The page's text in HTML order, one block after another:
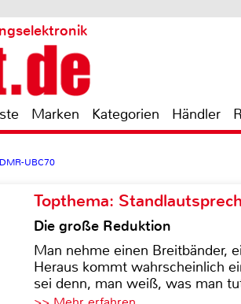
Marken Kategorien Händler
UBC70
Topthema:
Die große Reduktion
Man nehme einen Breitbänder,
Heraus kommt wahrscheinlich
sei denn, man weiß, was man